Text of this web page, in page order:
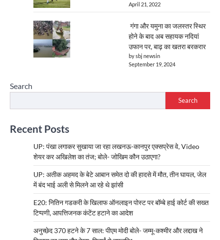
April 21, 2022
गंगा और यमुना का जलस्तर स्थिर
होने के बाद अब सहायक नदियां
उफान पर, बाढ़ का खतरा बरकरार
by sbj newsin
September 19, 2024
Search
Search
Recent Posts
UP: पंखा लगाकर सुखाया जा रहा लखनऊ-कानपुर एक्सप्रेस वे, Video
शेयर कर अखिलेश का तंज; बोले- जोखिम कौन उठाएगा?
UP: अतीक अहमद के बेटे आबान समेत दो की हादसे में मौत, तीन घायल, जेल
में बंद भाई अली से मिलने आ रहे थे झांसी
E20: नितिन गडकरी के खिलाफ ऑनलाइन पोस्ट पर बॉम्बे हाई कोर्ट की सख्त
टिप्पणी, आपत्तिजनक कंटेंट हटाने का आदेश
अनुच्छेद 370 हटने के 7 साल: पीएम मोदी बोले- जम्मू-कश्मीर और लद्दाख ने